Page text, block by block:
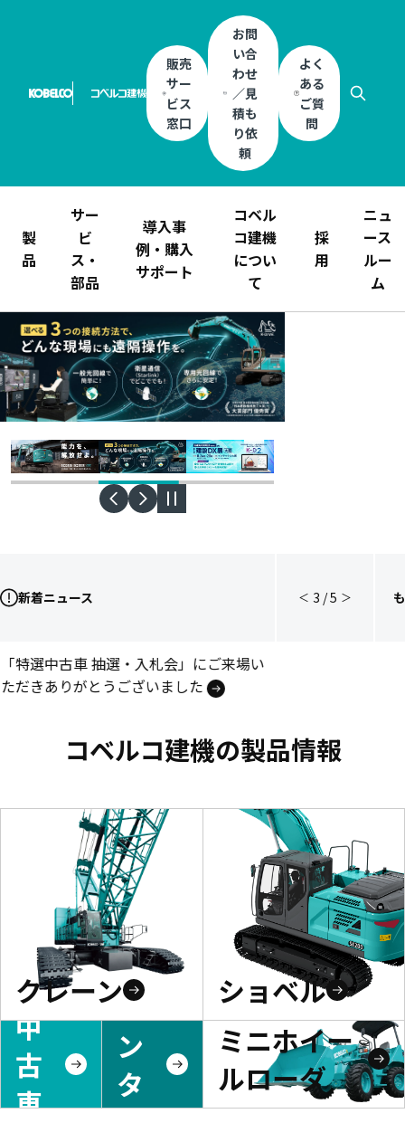
販売
サー
ビス
窓口
お問
い合
わせ
／見
積も
り依
頼
よく
ある
ご質
問
製
品
サー
ビ
ス・
部品
導入事
例・購入
サポート
コベル
コ建機
につい
て
採
用
ニュ
ース
ルー
ム
新着ニュース
「特選中古車 抽選・入札会」にご来場い
ただきありがとうございました
＜ 3 /5 ＞
コベルコ建機の製品情報
クレーン
ショベル
中
古
車
レ
ン
タ
ル
ミニホイー
ルローダ